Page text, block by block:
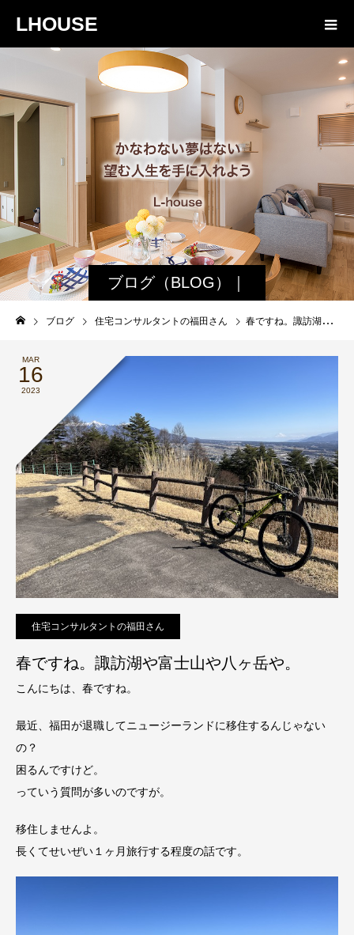
LHOUSE
ブログ（BLOG）｜
諏訪・松本の工務店
エルハウス
ブログ 住宅コンサルタントの福田さん 春ですね。諏訪湖や富士山や八ヶ岳や。
MAR
16
2023
住宅コンサルタントの福田さん
春ですね。諏訪湖や富士山や八ヶ岳や。
こんにちは、春ですね。
最近、福田が退職してニュージーランドに移住するんじゃない
の？
困るんですけど。
っていう質問が多いのですが。
移住しませんよ。
長くてせいぜい１ヶ月旅行する程度の話です。